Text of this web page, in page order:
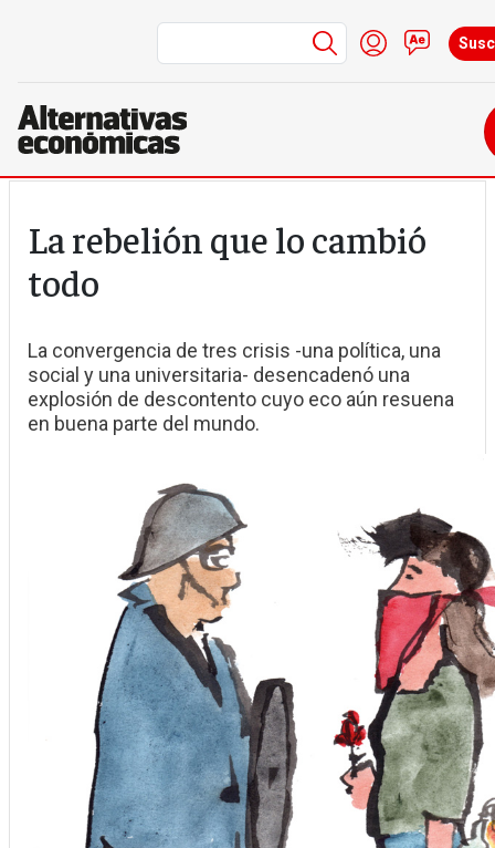
Menú de
Iniciar
La rebelión que lo cambió
todo
La convergencia de tres crisis -una política, una
social y una universitaria- desencadenó una
explosión de descontento cuyo eco aún resuena
en buena parte del mundo.